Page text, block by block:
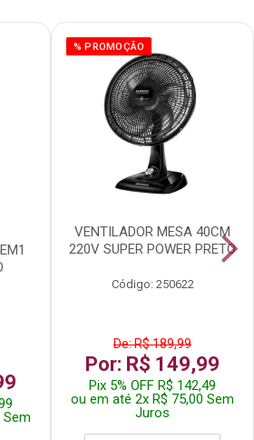
Sem
% PROMOÇÃO
VENTILADOR MESA 40CM
220V SUPER POWER PRETO
Código: 250622
De: R$ 189,99
Por: R$ 149,99
Pix 5% OFF R$ 142,49
ou em até 2x R$ 75,00 Sem
Juros